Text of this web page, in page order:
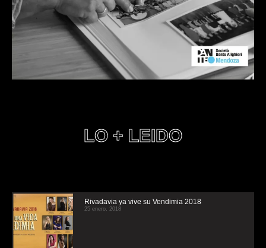
LO + LEIDO
Rivadavia ya vive su Vendimia 2018
25 enero, 2018